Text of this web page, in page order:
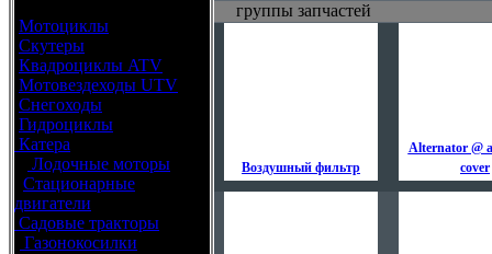
Мотоциклы
Скутеры
Квадроциклы ATV
Мотовездеходы UTV
Снегоходы
Гидроциклы
Катера
Лодочные моторы
Стационарные
двигатели
Садовые тракторы
Газонокосилки
группы запчастей
Воздушный фильтр
Alternator @
cover